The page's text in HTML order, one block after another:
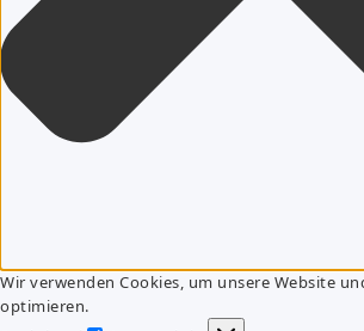
Wir verwenden Cookies, um unsere Website
optimieren.